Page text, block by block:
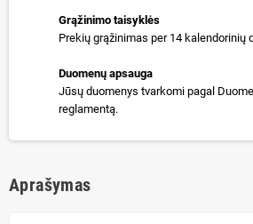
Grąžinimo taisyklės
Prekių grąžinimas per 14 kalendorinių
Duomenų apsauga
Jūsų duomenys tvarkomi pagal
reglamentą.
Aprašymas